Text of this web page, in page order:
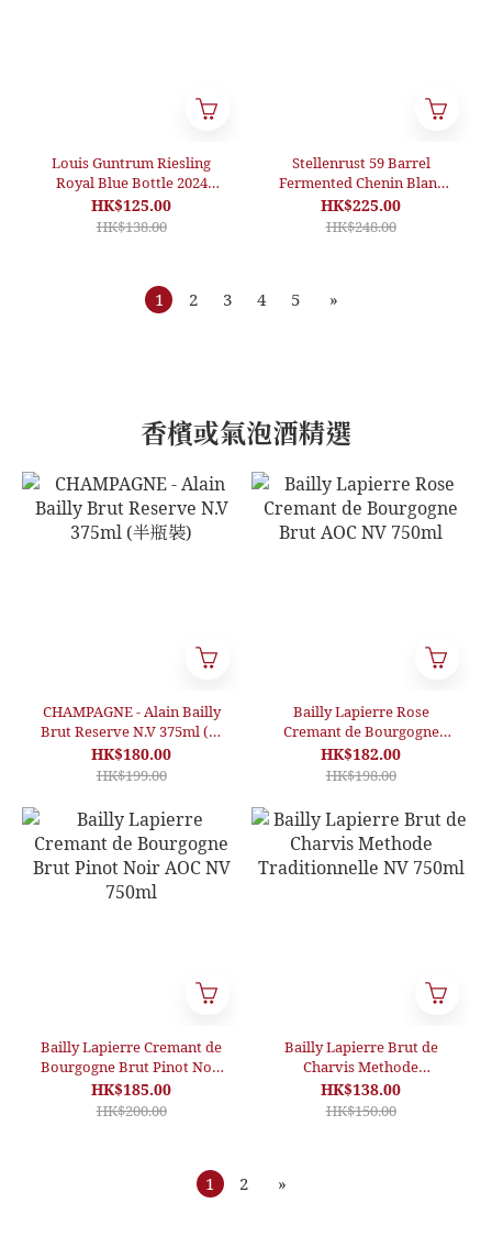
Louis Guntrum Riesling
Royal Blue Bottle 2024
750ml
HK$125.00
HK$138.00
Stellenrust 59 Barrel
Fermented Chenin Blanc
2023 750ml
HK$225.00
HK$248.00
1 2 3 4 5 »
香檳或氣泡酒精選
CHAMPAGNE - Alain Bailly
Brut Reserve N.V 375ml (半
瓶裝)
HK$180.00
HK$199.00
Bailly Lapierre Rose
Cremant de Bourgogne
Brut AOC NV 750ml
HK$182.00
HK$198.00
Bailly Lapierre Cremant de
Bourgogne Brut Pinot Noir
AOC NV 750ml
HK$185.00
HK$200.00
Bailly Lapierre Brut de
Charvis Methode
Traditionnelle NV 750ml
HK$138.00
HK$150.00
1 2 »